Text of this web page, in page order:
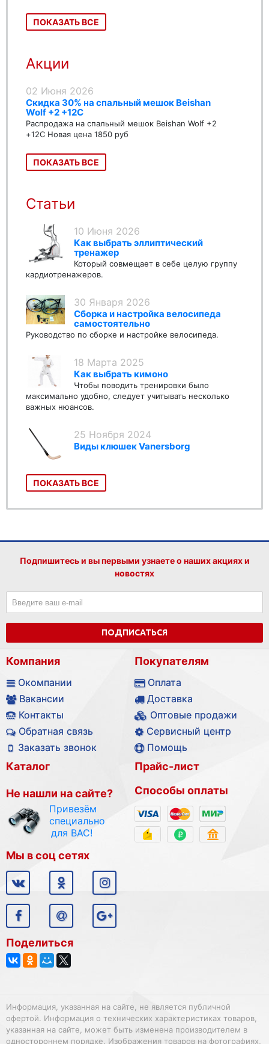
ПОКАЗАТЬ ВСЕ
Акции
02 Июня 2026
Скидка 30% на спальный мешок Beishan
Wolf +2 +12C
Распродажа на спальный мешок Beishan Wolf +2
+12C Новая цена 1850 руб
ПОКАЗАТЬ ВСЕ
Статьи
10 Июня 2026
Как выбрать эллиптический
тренажер
Который совмещает в себе целую группу
кардиотренажеров.
30 Января 2026
Сборка и настройка велосипеда
самостоятельно
Руководство по сборке и настройке велосипеда.
18 Марта 2025
Как выбрать кимоно
Чтобы поводить тренировки было
максимально удобно, следует учитывать несколько
важных нюансов.
25 Ноября 2024
Виды клюшек Vanersborg
ПОКАЗАТЬ ВСЕ
Подпишитесь и вы первыми узнаете о наших акциях и
новостях
ПОДПИСАТЬСЯ
Компания
Окомпании
Вакансии
Контакты
Обратная связь
Заказать звонок
Покупателям
Оплата
Доставка
Оптовые продажи
Сервисный центр
Помощь
Каталог
Не нашли на сайте?
Привезём
специально
для ВАС!
Прайс-лист
Способы оплаты
Мы в соц сетях
Поделиться
Информация, указанная на сайте, не является публичной
офертой. Информация о технических характеристиках товаров,
указанная на сайте, может быть изменена производителем в
одностороннем порядке. Изображения товаров на фотографиях,